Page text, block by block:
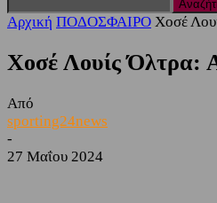
Αρχική ΠΟΔΟΣΦΑΙΡΟ Χοσέ
Χοσέ Λουίς Όλτρα:
Από
sporting24news
-
27 Μαΐου 2024